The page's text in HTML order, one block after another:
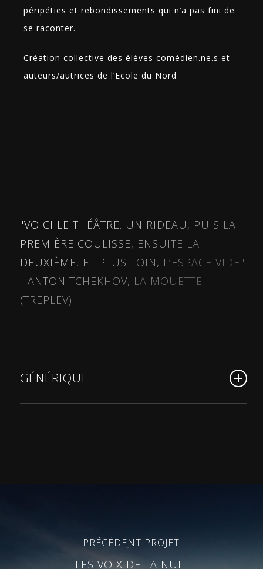
péripéties et rebondissements qui n’a pas fini de
se raconter.
Création collective des élèves comédien.ne.s et
auteurs/autrices de l’Ecole du Nord
"VOICI LE THÉÂTRE. UN RIDEAU, PUIS LA
PREMIÈRE COULISSE, ENSUITE LA
DEUXIÈME, ET PLUS LOIN, L’ESPACE VIDE."
- ANTON TCHEKHOV, LA MOUETTE
(TREPLEV)
GÉNÉRIQUE
Peio Berterretche, Claire Catherine, Morgane El
PRÉCÉDENT PROJET
LES VOIX DE LA NUIT